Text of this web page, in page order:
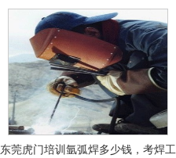
东莞虎门培训氩弧焊多少钱，考焊工